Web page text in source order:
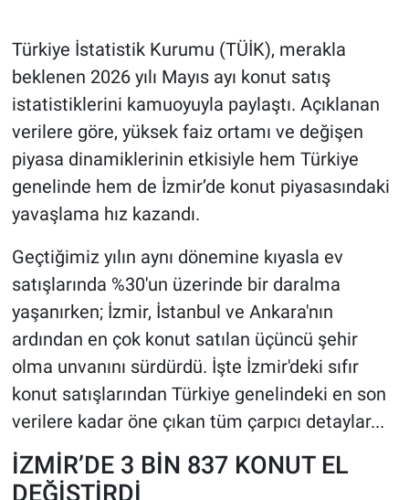
Türkiye İstatistik Kurumu (TÜİK), merakla
beklenen 2026 yılı Mayıs ayı konut satış
istatistiklerini kamuoyuyla paylaştı. Açıklanan
verilere göre, yüksek faiz ortamı ve değişen
piyasa dinamiklerinin etkisiyle hem Türkiye
genelinde hem de İzmir’de konut piyasasındaki
yavaşlama hız kazandı.
Geçtiğimiz yılın aynı dönemine kıyasla ev
satışlarında %30'un üzerinde bir daralma
yaşanırken; İzmir, İstanbul ve Ankara'nın
ardından en çok konut satılan üçüncü şehir
olma unvanını sürdürdü. İşte İzmir'deki sıfır
konut satışlarından Türkiye genelindeki en son
verilere kadar öne çıkan tüm çarpıcı detaylar...
İZMİR’DE 3 BİN 837 KONUT EL
DEĞİŞTİRDİ